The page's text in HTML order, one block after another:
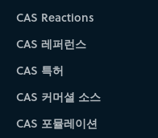
CAS Reactions
CAS 레퍼런스
CAS 특허
CAS 커머셜 소스
CAS 포뮬레이션